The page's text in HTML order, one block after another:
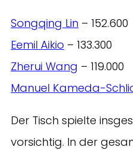
Songqing Lin – 152.600
Eemil Aikio – 133.300
Zherui Wang – 119.000
Manuel Kameda-
Der Tisch spielte
vorsichtig. In der